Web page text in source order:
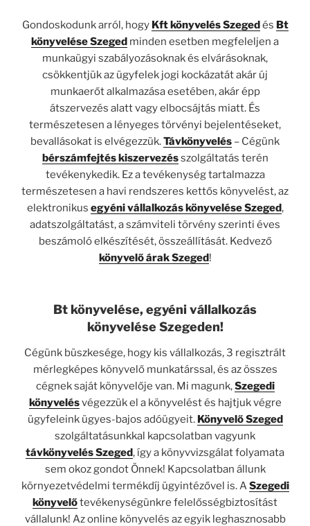
Gondoskodunk arról, hogy Kft könyvelés Szegedés Bt
könyvelése Szeged minden esetben megfeleljen a
munkaügyi szabályozásoknak és elvárásoknak,
csökkentjük az ügyfelek jogi kockázatát akár új
munkaerőt alkalmazása esetében, akár épp
átszervezés alatt vagy elbocsájtás miatt. És
természetesen a lényeges törvényi bejelentéseket,
bevallásokat is elvégezzük.Távkönyvelés – Cégünk
bérszámfejtés kiszervezésszolgáltatás terén
tevékenykedik. Ez a tevékenység tartalmazza
természetesen a havi rendszeres kettős könyvelést, az
elektronikus egyéni vállalkozás könyvelése Szeged,
adatszolgáltatást, a számviteli törvény szerinti éves
beszámoló elkészítését, összeállítását. Kedvező
könyvelő árak Szeged!
Bt könyvelése, egyéni vállalkozás
könyvelése Szegeden!
Cégünk büszkesége, hogy kis vállalkozás, 3 regisztrált
mérlegképes könyvelő munkatárssal, és az összes
cégnek saját könyvelője van. Mi magunk,Szegedi
könyvelésvégezzük el a könyvelést és hajtjuk végre
ügyfeleink ügyes-bajos adóügyeit. Könyvelő Szeged
szolgáltatásunkkal kapcsolatban vagyunk
távkönyvelés Szeged, így a könyvvizsgálat folyamata
sem okoz gondot Önnek! Kapcsolatban állunk
környezetvédelmi termékdíj ügyintézővel is. ASzegedi
könyvelőtevékenységünkre felelősségbiztosítást
vállalunk! Az online könyvelés az egyik leghasznosabb